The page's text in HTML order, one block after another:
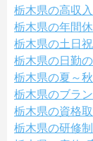
栃木県の高収
栃木県の年間
栃木県の土日
栃木県の日勤
栃木県の夏～
栃木県のブラ
栃木県の資格
栃木県の研修